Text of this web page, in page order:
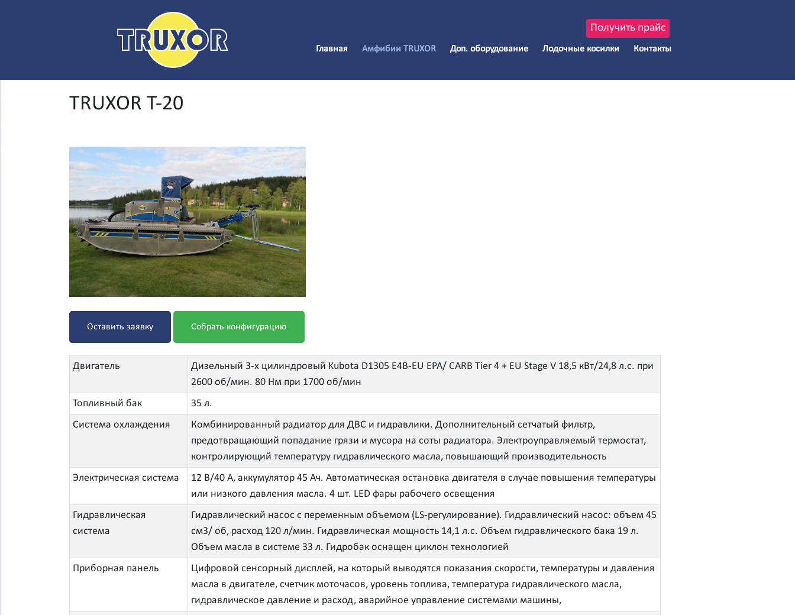
Получить прайс
Главная Амфибии TRUXOR Доп. оборудование Лодочные косилки Контакты
TRUXOR T-20
Оставить заявку Собрать конфигурацию
Двигатель
Дизельный 3-х цилиндровый Kubota D1305 E4B-EU EPA/ CARB Tier 4 + EU Stage V 18,5 кВт/24,8 л.с. при
2600 об/мин. 80 Нм при 1700 об/мин
Топливный бак
35 л.
Система охлаждения
Комбинированный радиатор для ДВС и гидравлики. Дополнительный сетчатый фильтр,
предотвращающий попадание грязи и мусора на соты радиатора. Электроуправляемый термостат,
контролирующий температуру гидравлического масла, повышающий производительность
Электрическая система
12 В/40 А, аккумулятор 45 Ач. Автоматическая остановка двигателя в случае повышения температуры
или низкого давления масла. 4 шт. LED фары рабочего освещения
Гидравлическая
система
Гидравлический насос с переменным объемом (LS-регулирование). Гидравлический насос: объем 45
см3/ об, расход 120 л/мин. Гидравлическая мощность 14,1 л.с. Объем гидравлического бака 19 л.
Объем масла в системе 33 л. Гидробак оснащен циклон технологией
Приборная панель
Цифровой сенсорный дисплей, на который выводятся показания скорости, температуры и давления
масла в двигателе, счетчик моточасов, уровень топлива, температура гидравлического масла,
гидравлическое давление и расход, аварийное управление системами машины,